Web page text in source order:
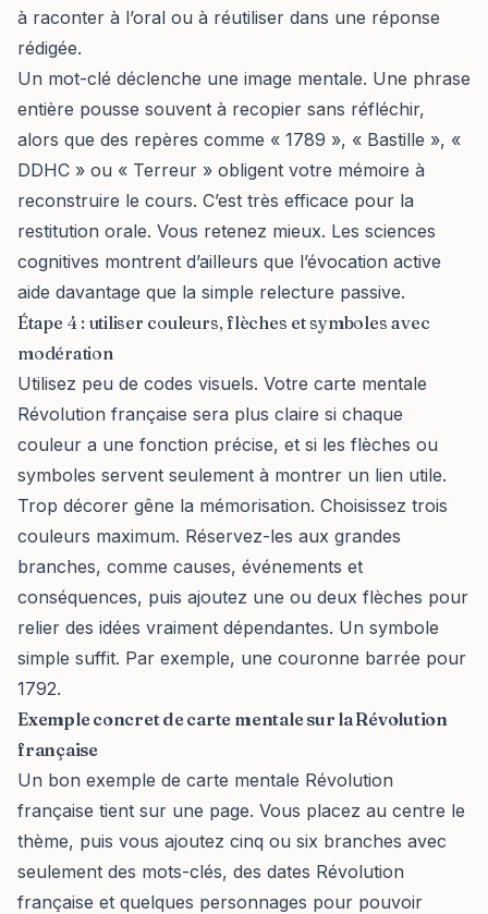
à raconter à l’oral ou à réutiliser dans une réponse
rédigée.
Un mot-clé déclenche une image mentale. Une phrase
entière pousse souvent à recopier sans réfléchir,
alors que des repères comme « 1789 », « Bastille », «
DDHC » ou « Terreur » obligent votre mémoire à
reconstruire le cours. C’est très efficace pour la
restitution orale. Vous retenez mieux. Les sciences
cognitives montrent d’ailleurs que l’évocation active
aide davantage que la simple relecture passive.
Étape 4 : utiliser couleurs, flèches et symboles avec
modération
Utilisez peu de codes visuels. Votre carte mentale
Révolution française sera plus claire si chaque
couleur a une fonction précise, et si les flèches ou
symboles servent seulement à montrer un lien utile.
Trop décorer gêne la mémorisation. Choisissez trois
couleurs maximum. Réservez-les aux grandes
branches, comme causes, événements et
conséquences, puis ajoutez une ou deux flèches pour
relier des idées vraiment dépendantes. Un symbole
simple suffit. Par exemple, une couronne barrée pour
1792.
Exemple concret de carte mentale sur la Révolution
française
Un bon exemple de carte mentale Révolution
française tient sur une page. Vous placez au centre le
thème, puis vous ajoutez cinq ou six branches avec
seulement des mots-clés, des dates Révolution
française et quelques personnages pour pouvoir